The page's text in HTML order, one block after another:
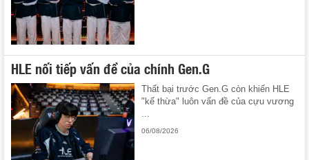
HLE nối tiếp vấn đề của chính Gen.G
Thất bại trước Gen.G còn khiến HLE
"kế thừa" luôn vấn đề của cựu vương
...
06/08/2026